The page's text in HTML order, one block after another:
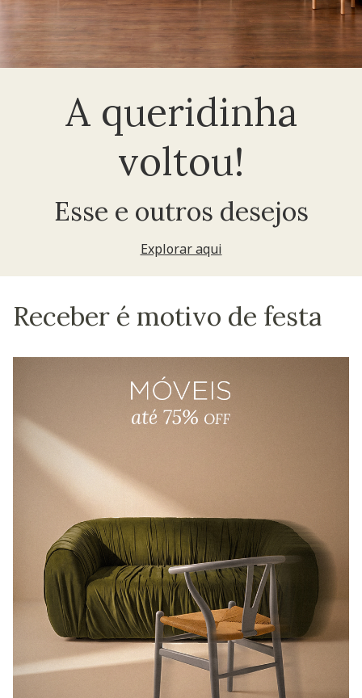
A queridinha
voltou!
Esse e outros desejos
Explorar aqui
Receber é motivo de festa